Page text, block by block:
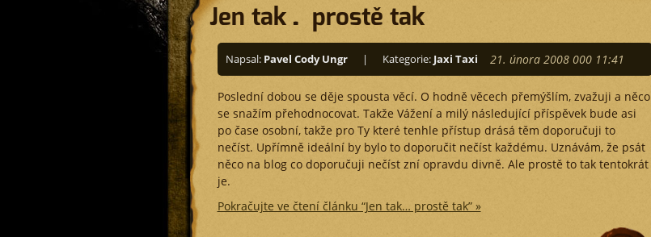
Jen tak… prostě tak
Napsal: Pavel Cody Ungr | Kategorie: Jaxi Taxi 21. února 2008 000 11:41
Poslední dobou se děje spousta věcí. O hodně věcech přemýšlím, zvažuji a něco
se snažím přehodnocovat. Takže Vážení a milý následující příspěvek bude asi
po čase osobní, takže pro Ty které tenhle přístup drásá těm doporučuji to
nečíst. Upřímně ideální by bylo to doporučit nečíst každému. Uznávám, že psát
něco na blog co doporučuji nečíst zní opravdu divně. Ale prostě to tak tentokrát
je.
Pokračujte ve čtení článku “Jen tak… prostě tak” »